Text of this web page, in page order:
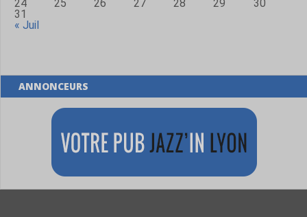
24
25 26 27 28 29
30
31
« Juil
ANNONCEURS